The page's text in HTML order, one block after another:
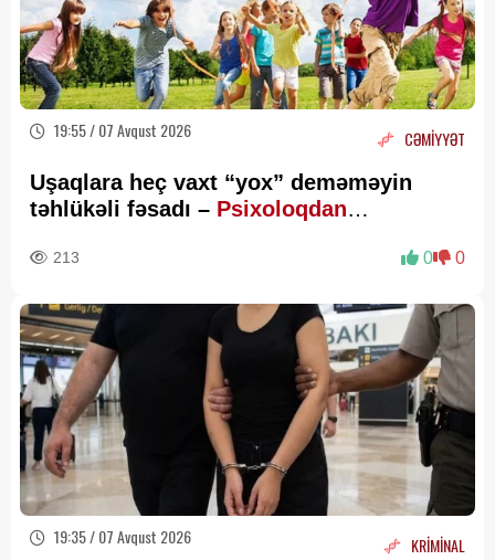
19:55 / 07 Avqust 2026 CƏMİYYƏT
Uşaqlara heç vaxt “yox” deməməyin
təhlükəli fəsadı – Psixoloqdan
213 0 0
19:35 / 07 Avqust 2026 KRİMİNAL